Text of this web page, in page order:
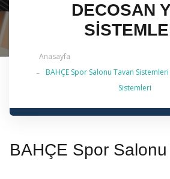
DECOSAN
Anasayfa
BAHÇE Spor Salonu Tavan
Sistemleri
✔ 2026 Güncel — İstanbul
BAHÇE Spor Salonu